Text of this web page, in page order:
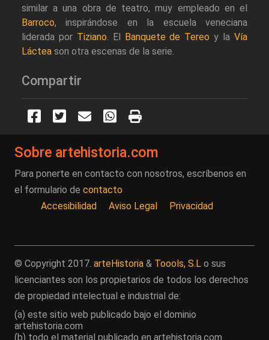
similar a una obra de teatro, muy empleado en el
Barroco, inspirándose en la escuela veneciana
liderada por Tiziano. El Banquete de Tereo y laVía
Láctea son otra escenas de la serie.
Compartir
Sobre artehistoria.com
Para ponerte en contacto con nosotros, escríbenos en
el formulario de contacto
Accesibilidad
Aviso Legal Privacidad
© Copyright 2017. arteHistoria & Toools, S.L o sus
licenciantes son los propietarios de todos los derechos
de propiedad intelectual e industrial de:
(a) este sitio web publicado bajo el dominio
artehistoria.com
(b) todo el material publicado en artehistoria.com